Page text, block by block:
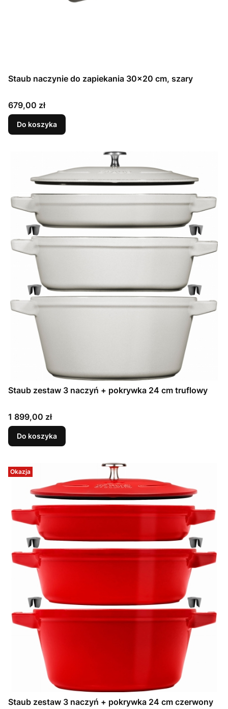
Staub naczynie do zapiekania 30×20 cm, szary
Cena
679,00 zł
Do koszyka
Staub zestaw 3 naczyń + pokrywka 24 cm truflowy
Cena
1 899,00 zł
Do koszyka
Okazja
Staub zestaw 3 naczyń + pokrywka 24 cm czerwony